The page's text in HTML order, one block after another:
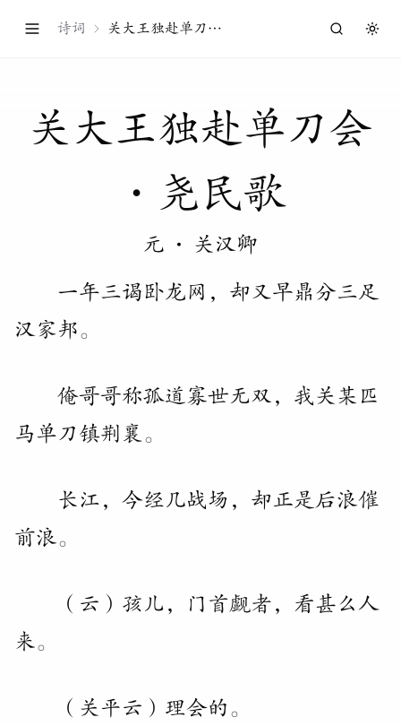
诗词
关大王独赴单刀
关大王独赴单刀会
・ 尧民歌
元 · 关汉卿
一年三谒卧龙网 ， 却又早鼎分三足
汉家邦。
俺哥哥称孤道寡世无双， 我关某匹
马单刀镇荆襄 。
长江， 今经几战场 ， 却正是后浪催
前浪。
（ 云 ） 孩儿， 门首觑者， 看甚么人
来。
（ 关平云 ） 理会的。